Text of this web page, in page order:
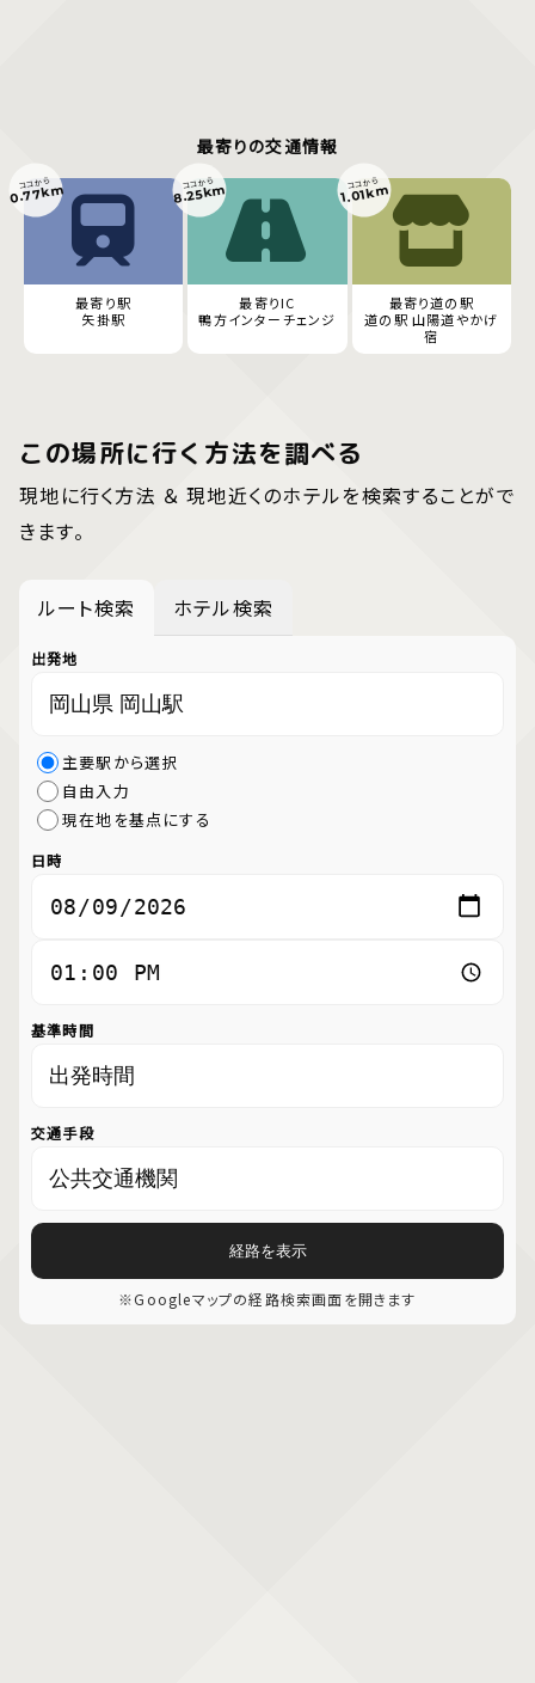
最寄りの交通情報
最寄り駅
矢掛駅
ココから
0.77km
最寄りIC
鴨方インターチェンジ
ココから
8.25km
最寄り道の駅
道の駅 山陽道やかげ
宿
ココから
1.01km
この場所に行く方法を調べる
現地に行く方法 ＆ 現地近くのホテルを検索することがで
きます。
ルート検索 ホテル検索
出発地
主要駅から選択
自由入力
現在地を基点にする
日時
基準時間
交通手段
経路を表示
※Googleマップの経路検索画面を開きます